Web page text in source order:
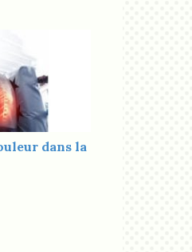
dans la